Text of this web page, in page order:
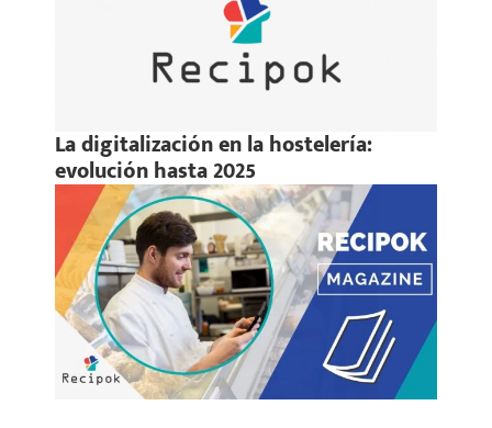
La digitalización en la hostelería:
evolución hasta 2025